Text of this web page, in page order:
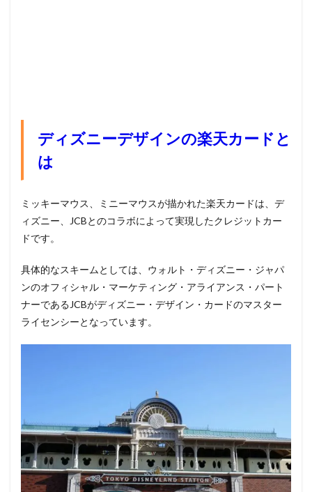
ディズニーデザインの楽天カードと
は
ミッキーマウス、ミニーマウスが描かれた楽天カードは、デ
ィズニー、JCBとのコラボによって実現したクレジットカー
ドです。
具体的なスキームとしては、ウォルト・ディズニー・ジャパ
ンのオフィシャル・マーケティング・アライアンス・パート
ナーであるJCBがディズニー・デザイン・カードのマスター
ライセンシーとなっています。